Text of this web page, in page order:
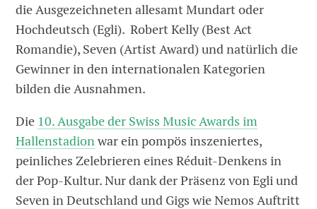
die Ausgezeichneten allesamt Mundart oder
Hochdeutsch (Egli). Robert Kelly (Best Act
Romandie), Seven (Artist Award) und natürlich die
Gewinner in den internationalen Kategorien
bilden die Ausnahmen.
Die 10. Ausgabe der Swiss Music Awards im
Hallenstadion war ein pompös inszeniertes,
peinliches Zelebrieren eines Réduit-Denkens in
der Pop-Kultur. Nur dank der Präsenz von Egli und
Seven in Deutschland und Gigs wie Nemos Auftritt